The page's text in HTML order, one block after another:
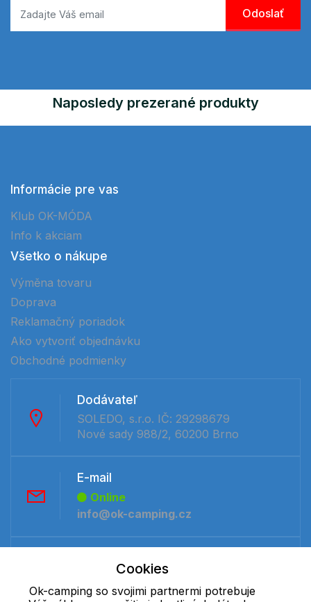
Naposledy prezerané produkty
Informácie pre vas
Klub OK-MÓDA
Info k akciam
Všetko o nákupe
Výměna tovaru
Doprava
Reklamačný poriadok
Ako vytvoriť objednávku
Obchodné podmienky
Dodávateľ
SOLEDO, s.r.o. IČ: 29298679
Nové sady 988/2, 60200 Brno
E-mail
Online
info@ok-camping.cz
Offline
+421 277 270 091
Cookies
Ok-camping so svojimi partnermi potrebuje